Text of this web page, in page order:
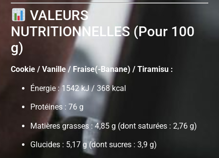
VALEURS
NUTRITIONNELLES (Pour 100
g)
Cookie / Vanille / Fraise(-Banane) / Tiramisu :
Énergie : 1542 kJ / 368 kcal
Protéines : 76 g
Matières grasses : 4,85 g (dont saturées : 2,76 g)
Glucides : 5,17 g (dont sucres : 3,9 g)